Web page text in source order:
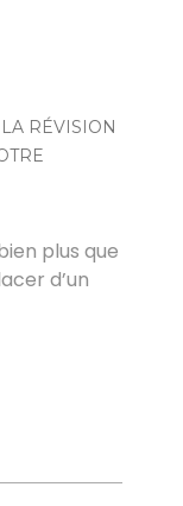
RÉVISION
plus que
d’un